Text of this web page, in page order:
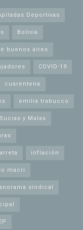
Deportivas
Bolivia
buenos aires
COVID-19
cuarentena
emilia trabucco
y Malas
inflación
macri
sindical